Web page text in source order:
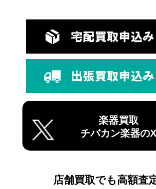
楽器買取
チバカン楽器のX
店舗買取でも高額査